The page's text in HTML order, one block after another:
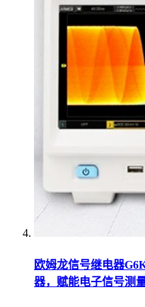
欧姆龙信号继电器
器，赋能电子信号测